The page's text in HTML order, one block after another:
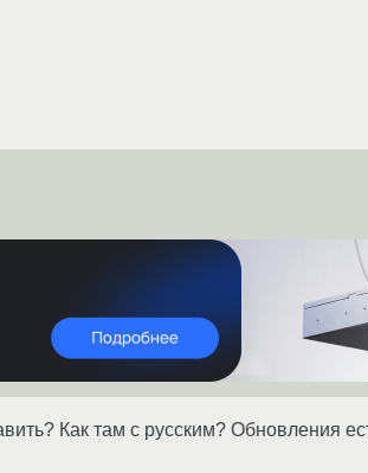
Как там с русским? Обновления